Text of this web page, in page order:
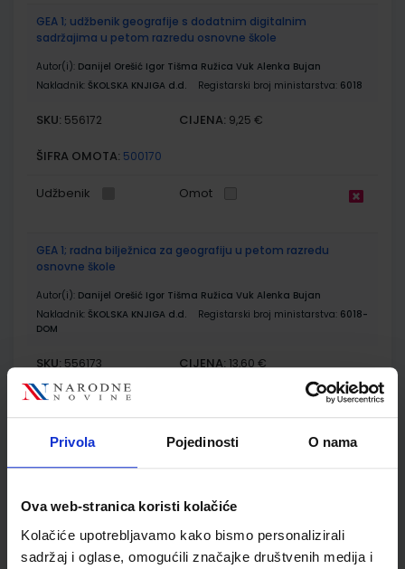
Privola Pojedinosti O nama
Ova web-stranica koristi kolačiće
Kolačiće upotrebljavamo kako bismo personalizirali
sadržaj i oglase, omogućili značajke društvenih medija i
GEA 1; udžbenik geografije s dodatnim digitalnim
sadržajima u petom razredu osnovne škole
Autor(i): Danijel Orešić Igor Tišma Ružica Vuk Alenka Bujan
Nakladnik: ŠKOLSKA KNJIGA d.d. Registarski broj ministarstva: 6018
SKU: 556172 CIJENA: 9,25 €
ŠIFRA OMOTA: 500170
Udžbenik Omot
GEA 1; radna bilježnica za geografiju u petom razredu
osnovne škole
Autor(i): Danijel Orešić Igor Tišma Ružica Vuk Alenka Bujan
Nakladnik: ŠKOLSKA KNJIGA d.d. Registarski broj ministarstva: 6018-
DOM
SKU: 556173 CIJENA: 13,60 €
ŠIFRA OMOTA: 500170
Udžbenik Omot
geografskih vještina
Autor(i): Goran Dragičević
Nakladnik:ŠKOLSKA KNJIGA d.d. Registarski broj ministarstva: